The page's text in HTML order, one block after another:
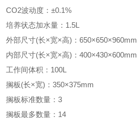
CO2波动度：±0.1%
培养状态加水量：1.5L
外部尺寸(长×宽×高)：650×650×960mm
内部尺寸(长×宽×高)：400×430×600mm
工作间体积：100L
搁板(长×宽)：350×375mm
搁板标准数量：3
搁板最多数量：14